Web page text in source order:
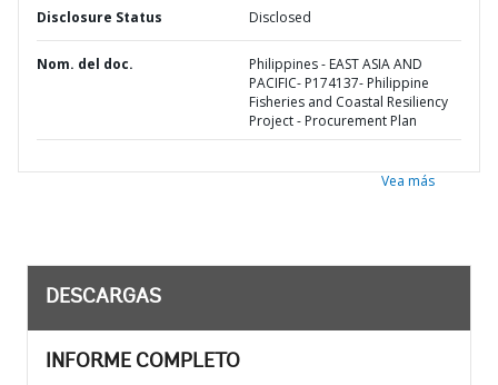
Disclosure Status Disclosed
Nom. del doc.
Philippines - EAST ASIA AND
PACIFIC- P174137- Philippine
Fisheries and Coastal Resiliency
Project - Procurement Plan
Vea más
DESCARGAS
INFORME COMPLETO